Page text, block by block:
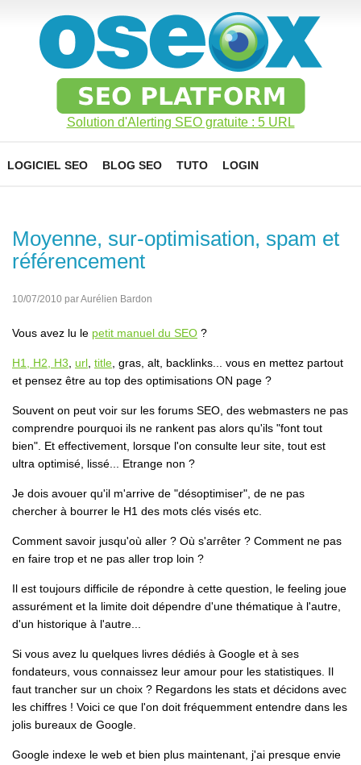
Solution d'Alerting SEO gratuite : 5 URL
LOGICIEL SEO BLOG SEO TUTO LOGIN
Moyenne, sur-optimisation, spam et
référencement
10/07/2010 par Aurélien Bardon
Vous avez lu le petit manuel du SEO ?
H1, H2, H3 url title , gras, alt, backlinks... vous en mettez partout
et pensez être au top des optimisations ON page ?
Souvent on peut voir sur les forums SEO, des webmasters ne pas
comprendre pourquoi ils ne rankent pas alors qu'ils "font tout
bien". Et effectivement, lorsque l'on consulte leur site, tout est
ultra optimisé, lissé... Etrange non ?
Je dois avouer qu'il m'arrive de "désoptimiser", de ne pas
chercher à bourrer le H1 des mots clés visés etc.
Comment savoir jusqu'où aller ? Où s'arrêter ? Comment ne pas
en faire trop et ne pas aller trop loin ?
Il est toujours difficile de répondre à cette question, le feeling joue
assurément et la limite doit dépendre d'une thématique à l'autre,
d'un historique à l'autre...
Si vous avez lu quelques livres dédiés à Google et à ses
fondateurs, vous connaissez leur amour pour les statistiques. Il
faut trancher sur un choix ? Regardons les stats et décidons avec
les chiffres ! Voici ce que l'on doit fréquemment entendre dans les
jolis bureaux de Google.
Google indexe le web et bien plus maintenant, j'ai presque envie